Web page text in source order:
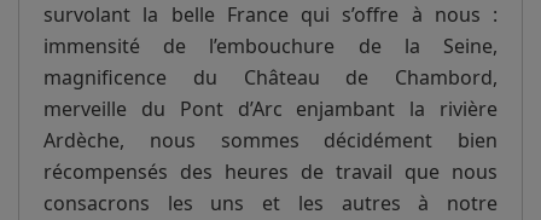
survolant la belle France qui s’offre à nous :
immensité de l’embouchure de la Seine,
magnificence du Château de Chambord,
merveille du Pont d’Arc enjambant la rivière
Ardèche, nous sommes décidément bien
récompensés des heures de travail que nous
consacrons les uns et les autres à notre